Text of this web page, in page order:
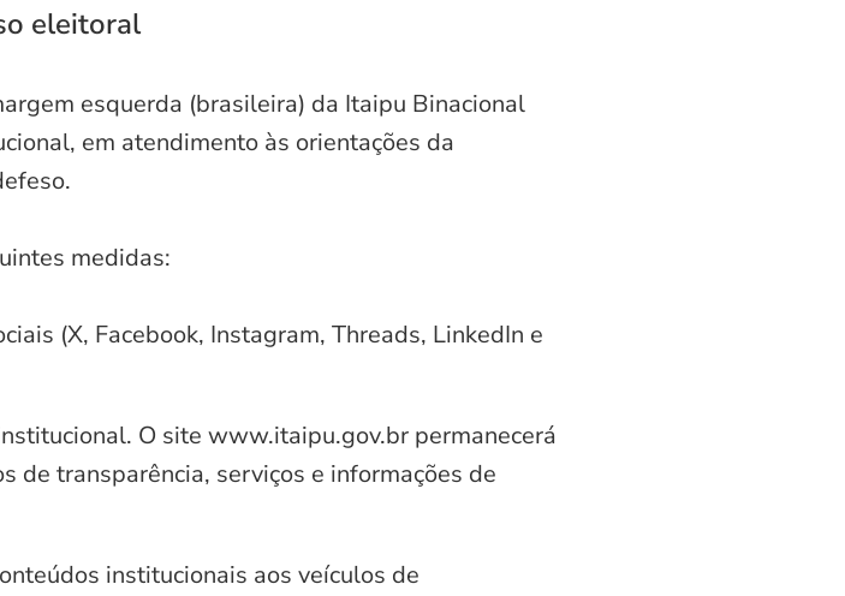
eleitoral
esquerda (brasileira) da Itaipu Binacional
em atendimento às orientações da
medidas:
(X, Facebook, Instagram, Threads, LinkedIn e
O site www.itaipu.gov.br permanecerá
de transparência, serviços e informações de
institucionais aos veículos de